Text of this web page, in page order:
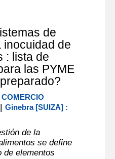
de
de
lista de
las PYME